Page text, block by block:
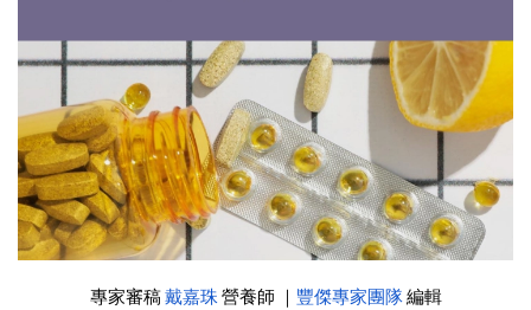
專家審稿戴嘉珠營養師 ｜ 豐傑專家團隊編輯